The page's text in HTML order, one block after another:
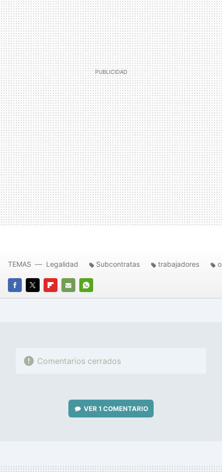
FACEBOOK
TWITTERFLIPBOARD
E-
WHATSAPP
TEMAS Legalidad Subcontratas trabajadores
Comentarios cerrados
VER 1 COMENTARIO